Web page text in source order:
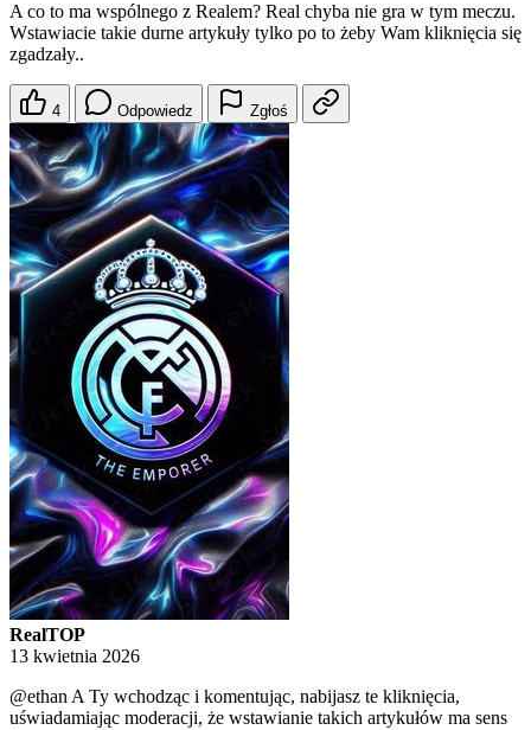
A co to ma wspólnego z Realem? Real chyba nie gra w tym meczu.
Wstawiacie takie durne artykuły tylko po to żeby Wam kliknięcia się
zgadzały..
4 Odpowiedz Zgłoś
RealTOP
13 kwietnia 2026
@ethan A Ty wchodząc i komentując, nabijasz te kliknięcia,
uświadamiając moderacji, że wstawianie takich artykułów ma sens